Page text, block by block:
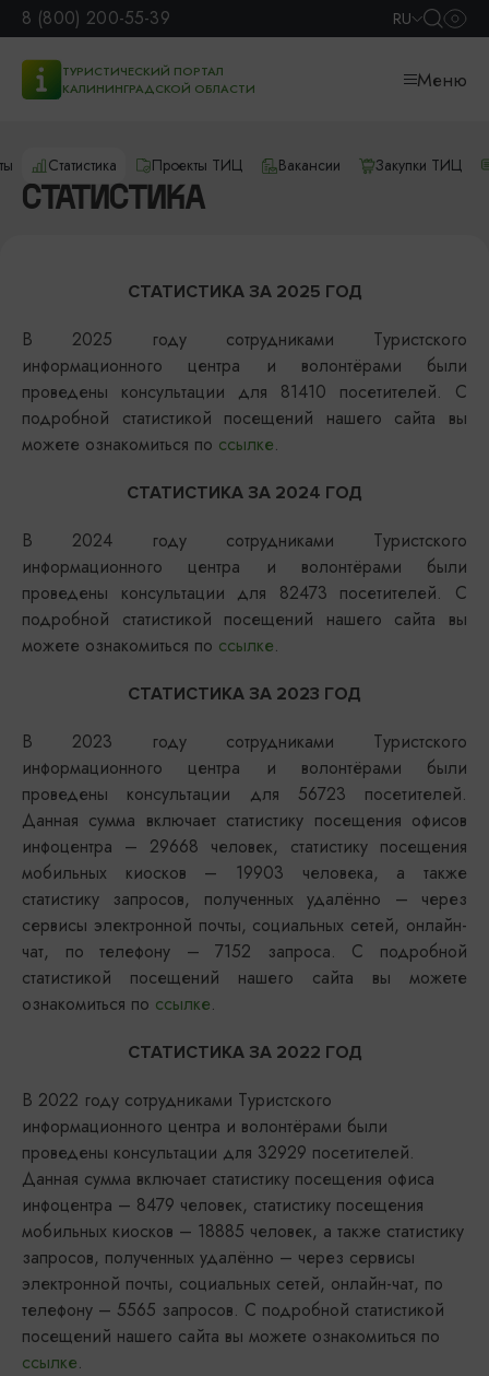
8 (800) 200-55-39 RU
ТУРИСТИЧЕСКИЙ ПОРТАЛ
КАЛИНИНГРАДСКОЙ ОБЛАСТИ
Меню
Статистика Проекты ТИЦ Вакансии Закупки ТИЦ
СТАТИСТИКА
СТАТИСТИКА ЗА 2025 ГОД
В 2025 году сотрудниками Туристского
информационного центра и волонтёрами были
проведены консультации для 81410 посетителей. С
подробной статистикой посещений нашего сайта вы
можете ознакомиться по ссылке.
СТАТИСТИКА ЗА 2024 ГОД
В 2024 году сотрудниками Туристского
информационного центра и волонтёрами были
проведены консультации для 82473 посетителей. С
подробной статистикой посещений нашего сайта вы
можете ознакомиться по ссылке.
СТАТИСТИКА ЗА 2023 ГОД
В 2023 году сотрудниками Туристского
информационного центра и волонтёрами были
проведены консультации для 56723 посетителей.
Данная сумма включает статистику посещения офисов
инфоцентра – 29668 человек, статистику посещения
мобильных киосков – 19903 человека, а также
статистику запросов, полученных удалённо – через
сервисы электронной почты, социальных сетей, онлайн-
чат, по телефону – 7152 запроса. С подробной
статистикой посещений нашего сайта вы можете
ознакомиться по ссылке.
СТАТИСТИКА ЗА 2022 ГОД
В 2022 году сотрудниками Туристского
информационного центра и волонтёрами были
проведены консультации для 32929 посетителей.
Данная сумма включает статистику посещения офиса
инфоцентра – 8479 человек, статистику посещения
мобильных киосков – 18885 человек, а также статистику
запросов, полученных удалённо – через сервисы
электронной почты, социальных сетей, онлайн-чат, по
телефону – 5565 запросов. С подробной статистикой
посещений нашего сайта вы можете ознакомиться по
ссылке.